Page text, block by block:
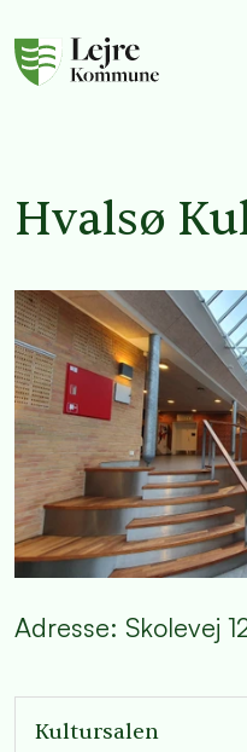
Hvalsø
Adresse: Skolevej
Kultursalen